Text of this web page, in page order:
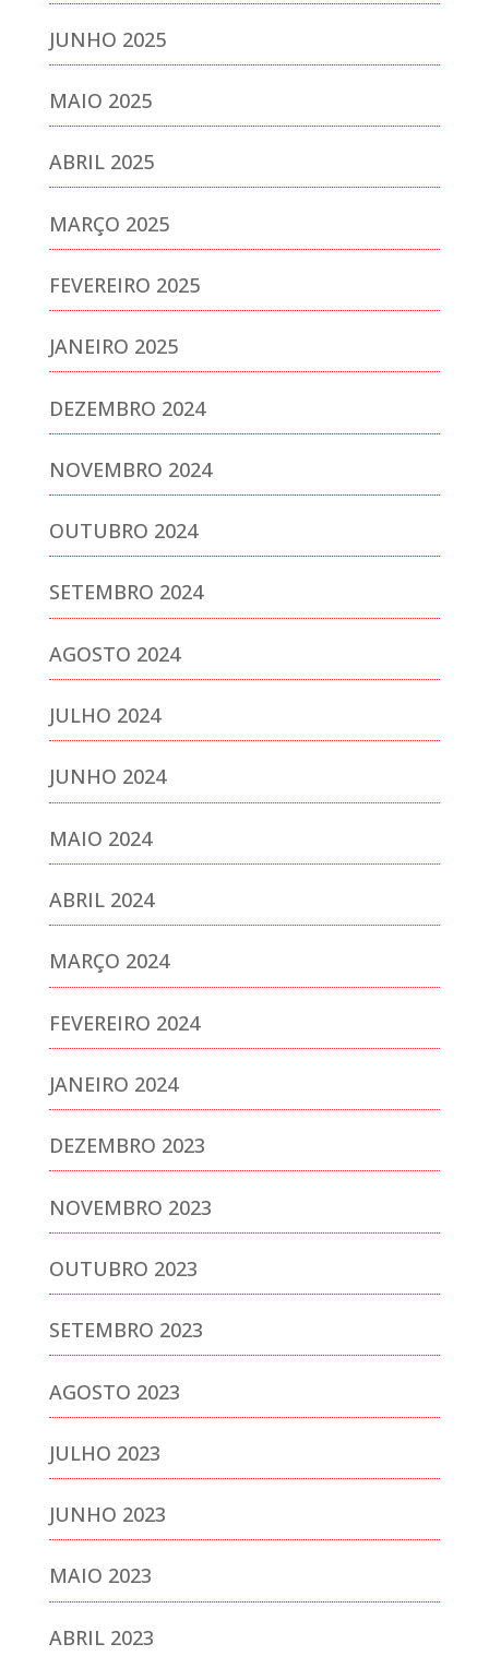
JUNHO 2025
MAIO 2025
ABRIL 2025
MARÇO 2025
FEVEREIRO 2025
JANEIRO 2025
DEZEMBRO 2024
NOVEMBRO 2024
OUTUBRO 2024
SETEMBRO 2024
AGOSTO 2024
JULHO 2024
JUNHO 2024
MAIO 2024
ABRIL 2024
MARÇO 2024
FEVEREIRO 2024
JANEIRO 2024
DEZEMBRO 2023
NOVEMBRO 2023
OUTUBRO 2023
SETEMBRO 2023
AGOSTO 2023
JULHO 2023
JUNHO 2023
MAIO 2023
ABRIL 2023